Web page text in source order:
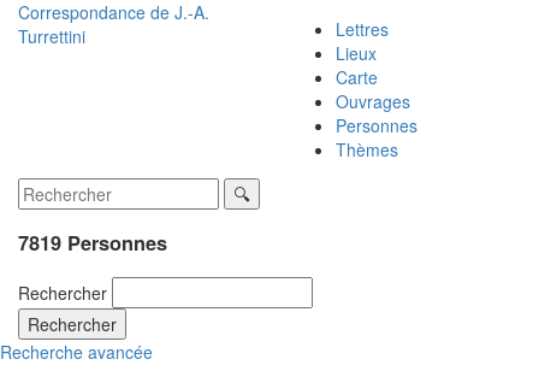
Correspondance de J.-A.
Turrettini
Lettres
Lieux
Carte
Ouvrages
Personnes
Thèmes
7819 Personnes
Rechercher
Rechercher
Recherche avancée